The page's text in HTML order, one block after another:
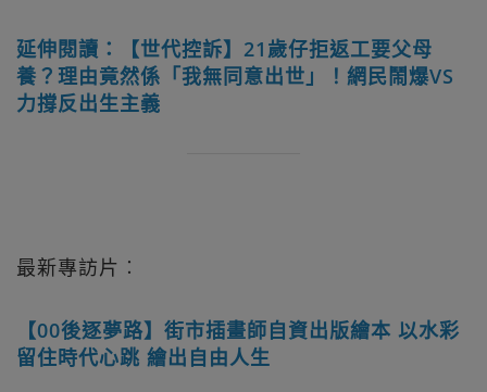
延伸閱讀：【世代控訴】21歲仔拒返工要父母
養？理由竟然係「我無同意出世」！網民鬧爆VS
力撐反出生主義
最新專訪片︰
【00後逐夢路】街市插畫師自資出版繪本 以水彩
留住時代心跳 繪出自由人生